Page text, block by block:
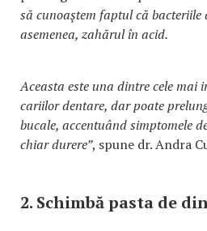
să cunoaştem faptul că
asemenea, zahărul în acid.
Aceasta este una dintre cele mai
cariilor dentare, dar poate
bucale, accentuând simptomele
chiar durere”, spune dr. Andra
2. Schimbă pasta de